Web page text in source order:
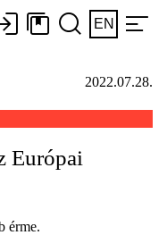
EN
2022.07.28.
Európai
érme.